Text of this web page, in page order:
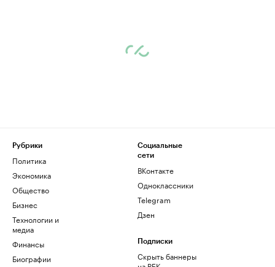
Рубрики
Политика
Экономика
Общество
Бизнес
Технологии и
медиа
Финансы
Биографии
Социальные
сети
ВКонтакте
Одноклассники
Telegram
Дзен
Подписки
Скрыть баннеры